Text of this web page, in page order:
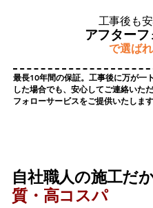
工事後も
アフター
で選ば
最長10年間の保証。工事後に万が一
した場合でも、安心してご連絡いた
フォローサービスをご提供いたします
自社職人の施工だ
質・高コスパ